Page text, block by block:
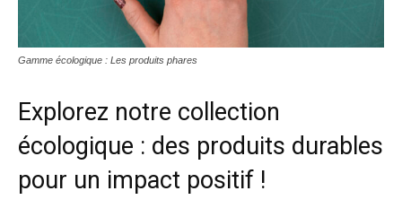
Gamme écologique : Les produits phares
Explorez notre collection
écologique : des produits durables
pour un impact positif !